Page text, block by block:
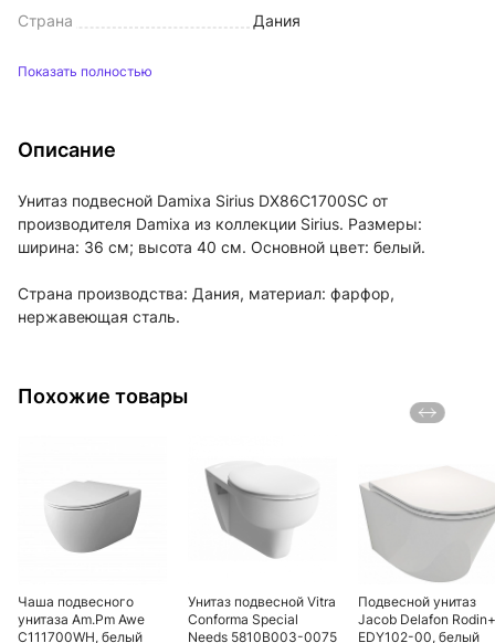
Страна
Дания
Показать полностью
Описание
Унитаз подвесной Damixa Sirius DX86C1700SC от
производителя Damixa из коллекции Sirius. Размеры:
ширина: 36 см; высота 40 см. Основной цвет: белый.
Страна производства: Дания, материал: фарфор,
нержавеющая сталь.
Похожие товары
Чаша подвесного
унитаза Am.Pm Awe
C111700WH, белый
Унитаз подвесной Vitra
Conforma Special
Needs 5810B003-0075
Подвесной унитаз
Jacob Delafon Rodin+
EDY102-00, белый